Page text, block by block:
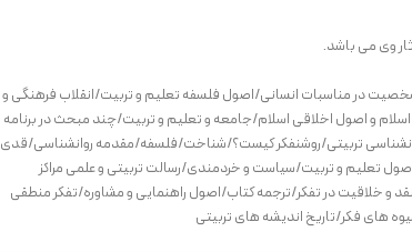
شخصیت در مناسبات انسانی/اصول فلسفه تعلیم و تربیت/انقلاب فرهنگی و
و اصول اخلاقی اسلام/جامعه و تعلیم و تربیت/چند مبحث در برنامه
تربیتی/روشنفکر کیست؟/شناخت/فلسفه/مقدمه روانشناسی/قدی
تعلیم و تربیت/سیاست و خردمندی/رسالت تربیتی و علمی مراکز
و خلاقیت در تفکر/ترجمه کتاب/اصول راهنمایی و مشاوره/تفکر منطقی
های فکر/تاریخ اندیشه های تربیتی